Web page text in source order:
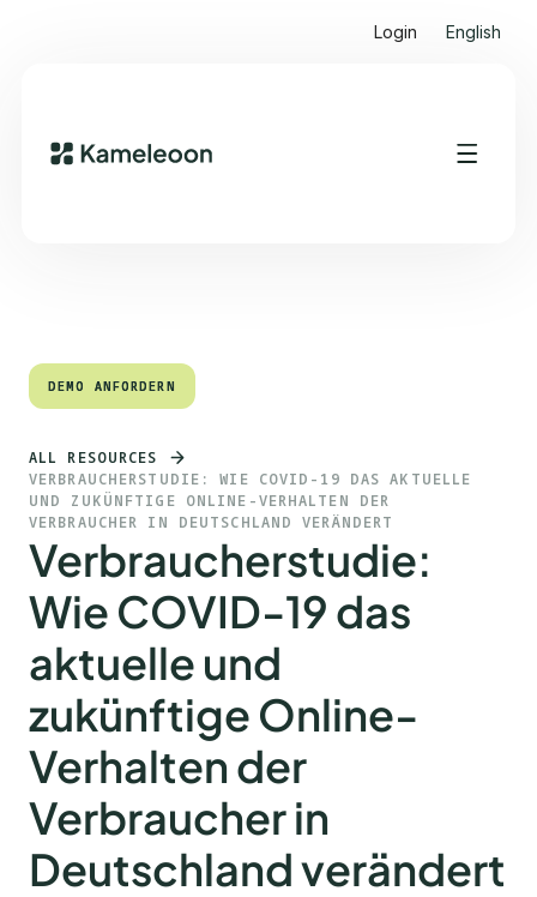
Login English
Quick Links
DEMO ANFORDERN
DEMO ANFORDERN
ALL RESOURCES
VERBRAUCHERSTUDIE: WIE COVID-19 DAS AKTUELLE
UND ZUKÜNFTIGE ONLINE-VERHALTEN DER
VERBRAUCHER IN DEUTSCHLAND VERÄNDERT
Verbraucherstudie:
Wie COVID-19 das
aktuelle und
zukünftige Online-
Verhalten der
Verbraucher in
Deutschland verändert